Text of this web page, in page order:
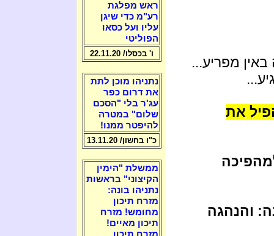
מפריע...
את
והנהגה
ראש מפלגת
רע"מ כדי שיגן
עליו ועל כסאו
הפוליטי
ו' בכסלו/ 22.11.20
נתניהו מוכן לתת
את דרום כפר
עג'ר בלי "הסכם
שלום" במטרה
להיפטר ממנו!
כ"ו בחשון/ 13.11.20
ממשלת "הימין
הקיצוני" בראשות
נתניהו בונה:
מזרח תיכון
מחומש! מזרח
תיכון מאיים!